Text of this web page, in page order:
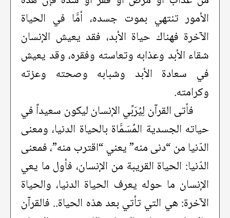
الأمور تنتهي بموت جسده، أمَّا في الحياة
الآخرة فهناك حياة الأبد، فقد يعيش الإنسان
شقاء الأبد وعذابه وتعاسته وفقره، وقد يعيش
في سعادة الأبد وشبابه وصحته وعزته
وكرامته.
فأتى القرآن لِيُرَبِّي الإنسان ليكون سعيداً في
حياته الجسدية المُسَمَّاة بالحياة الدنيا، ومعنى
الدّنيا من “دنى منه” يعني “اقترب منه”، فمعنى
الدّنيا: الحياة القريبة من الإنسان، فأول ما يعي
الإنسان ما حوله يعرف الحياة الدنيا، والحياة
الآخرة: هي التي تأتي بعد هذه الحياة.. فالقرآن